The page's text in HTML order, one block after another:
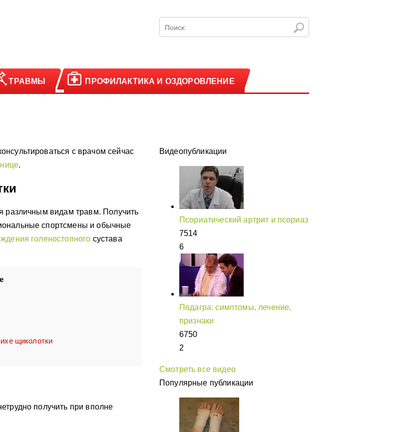
ТРАВМЫ ПРОФИЛАКТИКА И ОЗДОРОВЛЕНИЕ
с врачом сейчас
.
различным видам травм. Получить
спортсмены и обычные
голеностопного сустава
щиколотки
получить при вполне
Видеопубликации
Псориатический артрит и псориаз
7514
6
Подагра: симптомы, лечение,
признаки
6750
2
Смотреть все видео
Популярные публикации